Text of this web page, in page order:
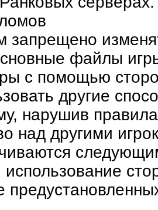
запрещено
файлы
с помощью
другие
нарушив
над другими